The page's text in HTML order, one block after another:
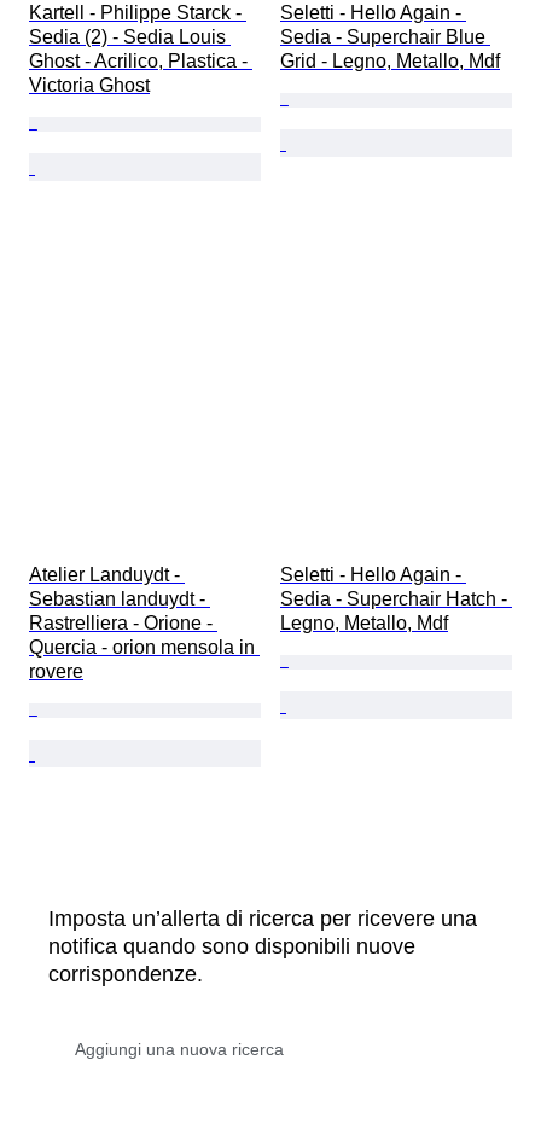
Kartell - Philippe Starck -
Sedia (2) - Sedia Louis
Ghost - Acrilico, Plastica -
Victoria Ghost
Seletti - Hello Again -
Sedia - Superchair Blue
Grid - Legno, Metallo, Mdf
Atelier Landuydt -
Sebastian landuydt -
Rastrelliera - Orione -
Quercia - orion mensola in
rovere
Seletti - Hello Again -
Sedia - Superchair Hatch -
Legno, Metallo, Mdf
Imposta un’allerta di ricerca per ricevere una
notifica quando sono disponibili nuove
corrispondenze.